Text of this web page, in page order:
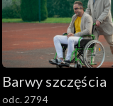
Barwy szczęścia
odc. 2794